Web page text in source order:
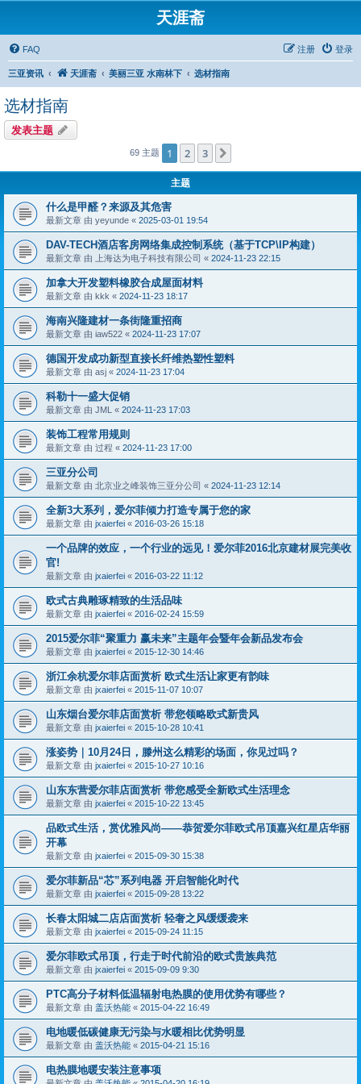
天涯斋
FAQ 登录
注册
三亚资讯 天涯斋 美丽三亚 水南林下 选材指南
选材指南
发表主题
69 主题 1 2 3
主题
什么是甲醛？来源及其危害
最新文章 由 yeyunde « 2025-03-01 19:54
DAV-TECH酒店客房网络集成控制系统（基于TCP\IP构建）
最新文章 由 上海达为电子科技有限公司 « 2024-11-23 22:15
加拿大开发塑料橡胶合成屋面材料
最新文章 由 kkk « 2024-11-23 18:17
海南兴隆建材一条街隆重招商
最新文章 由 iaw522 « 2024-11-23 17:07
德国开发成功新型直接长纤维热塑性塑料
最新文章 由 asj « 2024-11-23 17:04
科勒十一盛大促销
最新文章 由 JML « 2024-11-23 17:03
装饰工程常用规则
最新文章 由 过程 « 2024-11-23 17:00
三亚分公司
最新文章 由 北京业之峰装饰三亚分公司 « 2024-11-23 12:14
全新3大系列，爱尔菲倾力打造专属于您的家
最新文章 由 jxaierfei « 2016-03-26 15:18
一个品牌的效应，一个行业的远见！爱尔菲2016北京建材展完美收
官!
最新文章 由 jxaierfei « 2016-03-22 11:12
欧式古典雕琢精致的生活品味
最新文章 由 jxaierfei « 2016-02-24 15:59
2015爱尔菲“聚重力 赢未来”主题年会暨年会新品发布会
最新文章 由 jxaierfei « 2015-12-30 14:46
浙江余杭爱尔菲店面赏析 欧式生活让家更有韵味
最新文章 由 jxaierfei « 2015-11-07 10:07
山东烟台爱尔菲店面赏析 带您领略欧式新贵风
最新文章 由 jxaierfei « 2015-10-28 10:41
涨姿势｜10月24日，滕州这么精彩的场面，你见过吗？
最新文章 由 jxaierfei « 2015-10-27 10:16
山东东营爱尔菲店面赏析 带您感受全新欧式生活理念
最新文章 由 jxaierfei « 2015-10-22 13:45
品欧式生活，赏优雅风尚——恭贺爱尔菲欧式吊顶嘉兴红星店华丽
开幕
最新文章 由 jxaierfei « 2015-09-30 15:38
爱尔菲新品“芯”系列电器 开启智能化时代
最新文章 由 jxaierfei « 2015-09-28 13:22
长春太阳城二店店面赏析 轻奢之风缓缓袭来
最新文章 由 jxaierfei « 2015-09-24 11:15
爱尔菲欧式吊顶，行走于时代前沿的欧式贵族典范
最新文章 由 jxaierfei « 2015-09-09 9:30
PTC高分子材料低温辐射电热膜的使用优势有哪些？
最新文章 由 盖沃热能 « 2015-04-22 16:49
电地暖低碳健康无污染与水暖相比优势明显
最新文章 由 盖沃热能 « 2015-04-21 15:16
电热膜地暖安装注意事项